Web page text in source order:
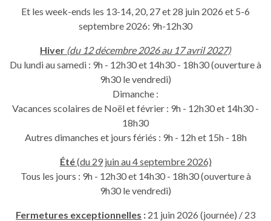
Et les week-ends les 13-14, 20, 27 et 28 juin 2026 et 5-6
septembre 2026: 9h-12h30
Hiver (du 12 décembre 2026 au 17 avril 2027)
Du lundi au samedi : 9h - 12h30 et 14h30 - 18h30 (ouverture à
9h30 le vendredi)
Dimanche :
Vacances scolaires de Noël et février : 9h - 12h30 et 14h30 -
18h30
Autres dimanches et jours fériés : 9h - 12h et 15h - 18h
Été(du 29 juin au 4 septembre 2026)
Tous les jours : 9h - 12h30 et 14h30 - 18h30 (ouverture à
9h30 le vendredi)
Fermetures exceptionnelles : 21 juin 2026 (journée) / 23